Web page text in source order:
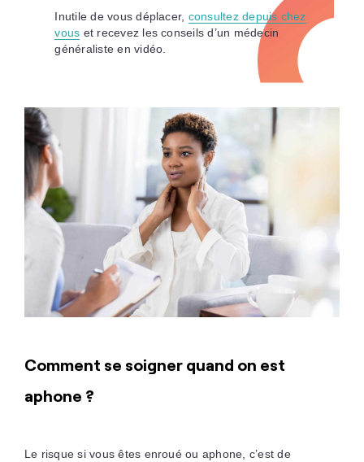
Inutile de vous déplacer, consultez depuis chez
vous et recevez les conseils d’un médecin
généraliste en vidéo.
Comment se soigner quand on est
aphone ?
Le risque si vous êtes enroué ou aphone, c’est de